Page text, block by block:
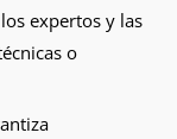
los expertos y las
o